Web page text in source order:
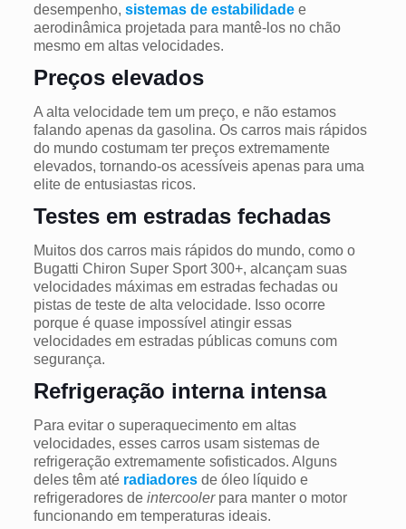
desempenho, sistemas de estabilidadee
aerodinâmica projetada para mantê-los no chão
mesmo em altas velocidades.
Preços elevados
A alta velocidade tem um preço, e não estamos
falando apenas da gasolina. Os carros mais rápidos
do mundo costumam ter preços extremamente
elevados, tornando-os acessíveis apenas para uma
elite de entusiastas ricos.
Testes em estradas fechadas
Muitos dos carros mais rápidos do mundo, como o
Bugatti Chiron Super Sport 300+, alcançam suas
velocidades máximas em estradas fechadas ou
pistas de teste de alta velocidade. Isso ocorre
porque é quase impossível atingir essas
velocidades em estradas públicas comuns com
segurança.
Refrigeração interna intensa
Para evitar o superaquecimento em altas
velocidades, esses carros usam sistemas de
refrigeração extremamente sofisticados. Alguns
deles têm até radiadoresde óleo líquido e
refrigeradores de intercoolerpara manter o motor
funcionando em temperaturas ideais.